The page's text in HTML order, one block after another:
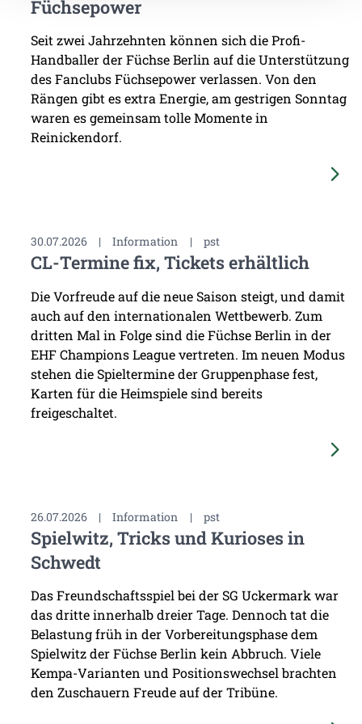
Füchsepower
Seit zwei Jahrzehnten können sich die Profi-
Handballer der Füchse Berlin auf die Unterstützung
des Fanclubs Füchsepower verlassen. Von den
Rängen gibt es extra Energie, am gestrigen Sonntag
waren es gemeinsam tolle Momente in
Reinickendorf.
30.07.2026 | Information | pst
CL-Termine fix, Tickets erhältlich
Die Vorfreude auf die neue Saison steigt, und damit
auch auf den internationalen Wettbewerb. Zum
dritten Mal in Folge sind die Füchse Berlin in der
EHF Champions League vertreten. Im neuen Modus
stehen die Spieltermine der Gruppenphase fest,
Karten für die Heimspiele sind bereits
freigeschaltet.
26.07.2026 | Information | pst
Spielwitz, Tricks und Kurioses in
Schwedt
Das Freundschaftsspiel bei der SG Uckermark war
das dritte innerhalb dreier Tage. Dennoch tat die
Belastung früh in der Vorbereitungsphase dem
Spielwitz der Füchse Berlin kein Abbruch. Viele
Kempa-Varianten und Positionswechsel brachten
den Zuschauern Freude auf der Tribüne.